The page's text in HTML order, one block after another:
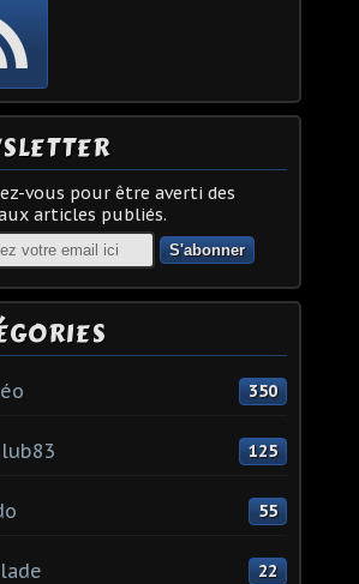
vous pour être averti des
articles publiés.
350
125
55
22